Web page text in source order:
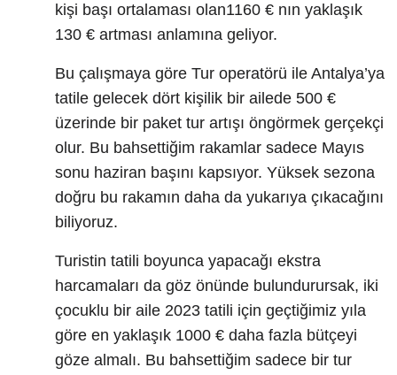
kişi başı ortalaması olan1160 € nın yaklaşık
130 € artması anlamına geliyor.
Bu çalışmaya göre Tur operatörü ile Antalya’ya
tatile gelecek dört kişilik bir ailede 500 €
üzerinde bir paket tur artışı öngörmek gerçekçi
olur. Bu bahsettiğim rakamlar sadece Mayıs
sonu haziran başını kapsıyor. Yüksek sezona
doğru bu rakamın daha da yukarıya çıkacağını
biliyoruz.
Turistin tatili boyunca yapacağı ekstra
harcamaları da göz önünde bulundurursak, iki
çocuklu bir aile 2023 tatili için geçtiğimiz yıla
göre en yaklaşık 1000 € daha fazla bütçeyi
göze almalı. Bu bahsettiğim sadece bir tur